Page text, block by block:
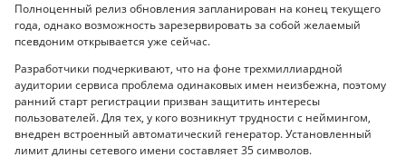
Полноценный релиз обновления запланирован на конец текущего
года, однако возможность зарезервировать за собой желаемый
псевдоним открывается уже сейчас.
Разработчики подчеркивают, что на фоне трехмиллиардной
аудитории сервиса проблема одинаковых имен неизбежна, поэтому
ранний старт регистрации призван защитить интересы
пользователей. Для тех, у кого возникнут трудности с неймингом,
внедрен встроенный автоматический генератор. Установленный
лимит длины сетевого имени составляет 35 символов.